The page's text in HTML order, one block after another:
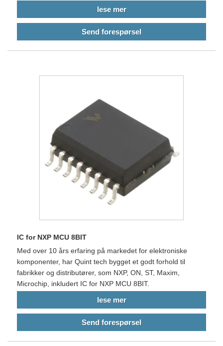
lese mer
Send forespørsel
IC for NXP MCU 8BIT
Med over 10 års erfaring på markedet for elektroniske
komponenter, har Quint tech bygget et godt forhold til
fabrikker og distributører, som NXP, ON, ST, Maxim,
Microchip, inkludert IC for NXP MCU 8BIT.
lese mer
Send forespørsel